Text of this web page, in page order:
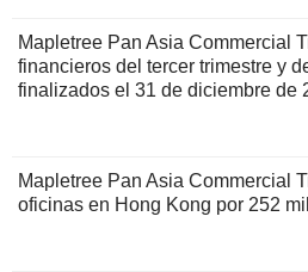
Mapletree Pan Asia Commercial
financieros del tercer trimestre y
finalizados el 31 de diciembre de
Mapletree Pan Asia Commercial
oficinas en Hong Kong por 252